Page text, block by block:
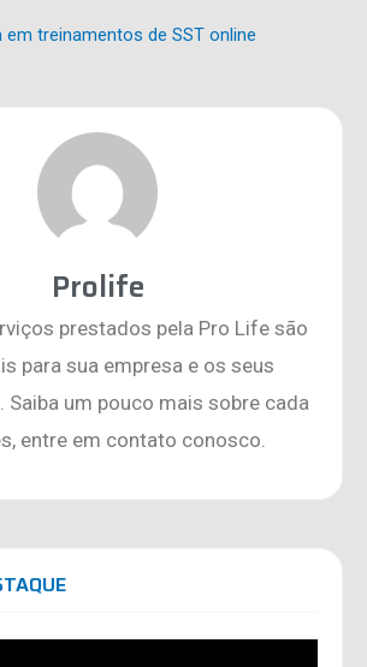
treinamentos de SST online
Prolife
prestados pela Pro Life são
para sua empresa e os seus
um pouco mais sobre cada
entre em contato conosco.